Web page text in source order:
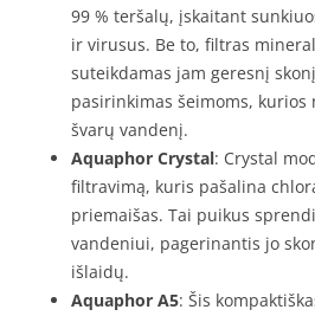
99 % teršalų, įskaitant
ir virusus. Be to, filtras
suteikdamas jam geresnį
pasirinkimas šeimoms,
švarų vandenį.
Aquaphor Crystal: Crystal
filtravimą, kuris pašalina
priemaišas. Tai puikus
vandeniui, pagerinantis jo
išlaidų.
Aquaphor A5: Šis